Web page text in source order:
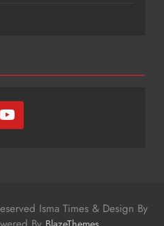
Isma Times & Design By